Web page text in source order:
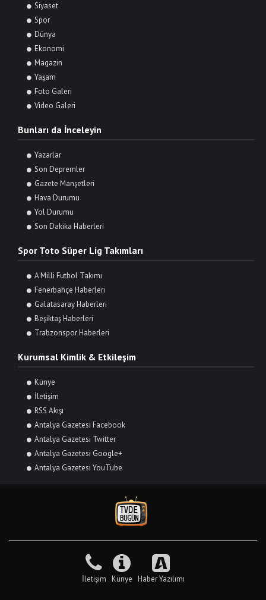
Siyaset
Spor
Dünya
Ekonomi
Magazin
Yaşam
Foto Galeri
Video Galeri
Bunları da İnceleyin
Yazarlar
Son Depremler
Gazete Manşetleri
Hava Durumu
Yol Durumu
Son Dakika Haberleri
Spor Toto Süper Lig Takımları
A Milli Futbol Takımı
Fenerbahçe Haberleri
Galatasaray Haberleri
Beşiktaş Haberleri
Trabzonspor Haberleri
Kurumsal Kimlik & Etkileşim
Künye
İletişim
RSS Akışı
Antalya Gazetesi Facebook
Antalya Gazetesi Twitter
Antalya Gazetesi Google+
Antalya Gazetesi YouTube
İletişim Künye Haber Yazılımı